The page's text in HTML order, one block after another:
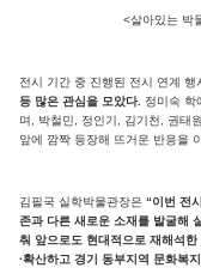
<살아있는 박
전시 기간 중 진행된 전시 연계 행
등 많은 관심을 모았다. 정미숙 학
며, 박철민, 정인기, 김기천, 권태
앞에 깜짝 등장해 뜨거운 반응을
김필국 실학박물관장은 “이번 전
존과 다른 새로운 소재를 발굴해
춰 앞으로도 현대적으로 재해석
·확산하고 경기 동부지역 문화복